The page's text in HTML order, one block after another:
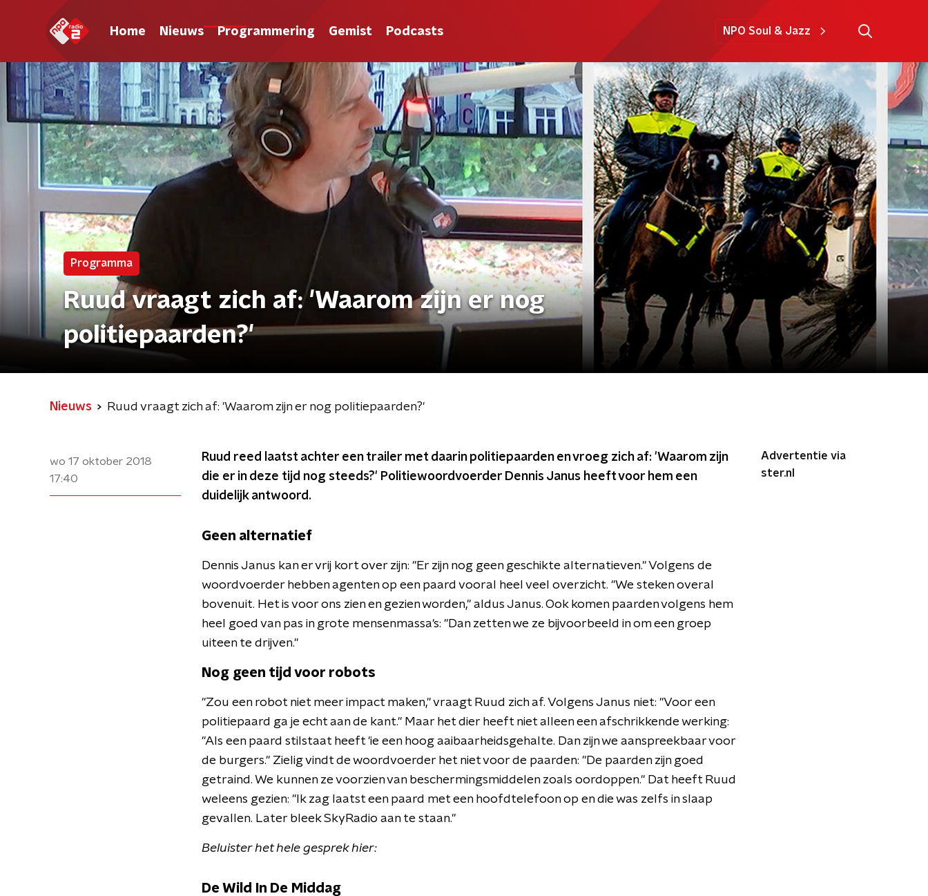
Home Nieuws Programmering Gemist Podcasts NPO Soul & Jazz
Programma
Ruud vraagt zich af: 'Waarom zijn er nog
politiepaarden?'
Nieuws Ruud vraagt zich af: 'Waarom zijn er nog politiepaarden?'
wo 17 oktober 2018
17:40
Ruud reed laatst achter een trailer met daarin politiepaarden en vroeg zich af: 'Waarom zijn
die er in deze tijd nog steeds?' Politiewoordvoerder Dennis Janus heeft voor hem een
duidelijk antwoord.
Geen alternatief
Dennis Janus kan er vrij kort over zijn: "Er zijn nog geen geschikte alternatieven." Volgens de
woordvoerder hebben agenten op een paard vooral heel veel overzicht. "We steken overal
bovenuit. Het is voor ons zien en gezien worden," aldus Janus. Ook komen paarden volgens hem
heel goed van pas in grote mensenmassa's: "Dan zetten we ze bijvoorbeeld in om een groep
uiteen te drijven."
Nog geen tijd voor robots
"Zou een robot niet meer impact maken," vraagt Ruud zich af. Volgens Janus niet: "Voor een
politiepaard ga je echt aan de kant." Maar het dier heeft niet alleen een afschrikkende werking:
"Als een paard stilstaat heeft 'ie een hoog aaibaarheidsgehalte. Dan zijn we aanspreekbaar voor
de burgers." Zielig vindt de woordvoerder het niet voor de paarden: "De paarden zijn goed
getraind. We kunnen ze voorzien van beschermingsmiddelen zoals oordoppen." Dat heeft Ruud
weleens gezien: "Ik zag laatst een paard met een hoofdtelefoon op en die was zelfs in slaap
gevallen. Later bleek SkyRadio aan te staan."
Beluister het hele gesprek hier:
De Wild In De Middag
Advertentie via
ster.nl